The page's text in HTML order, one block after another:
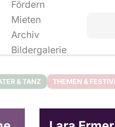
Fördern
Mieten
Archiv
Bildergalerie
& TANZ THEMEN &